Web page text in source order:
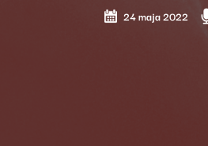
24 maja 2022